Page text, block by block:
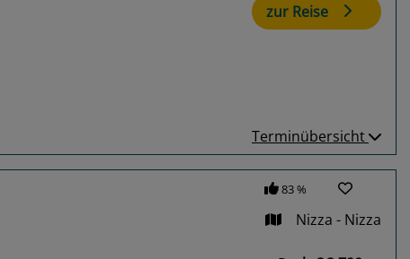
zur Reise
Terminübersicht
83 %
Nizza - Nizza